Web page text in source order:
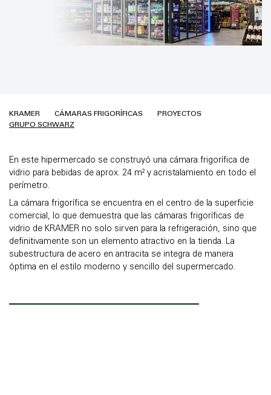
KRAMER CÁMARAS FRIGORÍFICAS
PROYECTOS
GRUPO SCHWARZ
En este hipermercado se construyó una cámara frigorífica de
vidrio para bebidas de aprox. 24 m² y acristalamiento en todo el
perímetro.
La cámara frigorífica se encuentra en el centro de la superficie
comercial, lo que demuestra que las cámaras frigoríficas de
vidrio de KRAMER no solo sirven para la refrigeración, sino que
definitivamente son un elemento atractivo en la tienda. La
subestructura de acero en antracita se integra de manera
óptima en el estilo moderno y sencillo del supermercado.